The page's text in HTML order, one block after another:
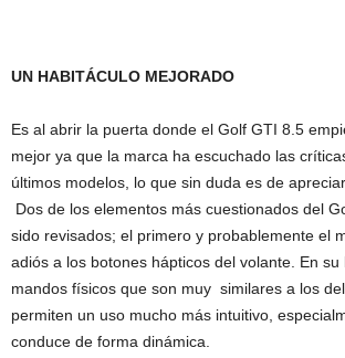
UN HABITÁCULO MEJORADO
Es al abrir la puerta donde el Golf GTI 8.5
mejor ya que la marca ha escuchado las
últimos modelos, lo que sin duda es de
Dos de los elementos más cuestionados del
sido revisados; el primero y probablemente el
adiós a los botones hápticos del volante. En su
mandos físicos que son muy similares a los
permiten un uso mucho más intuitivo,
conduce de forma dinámica.